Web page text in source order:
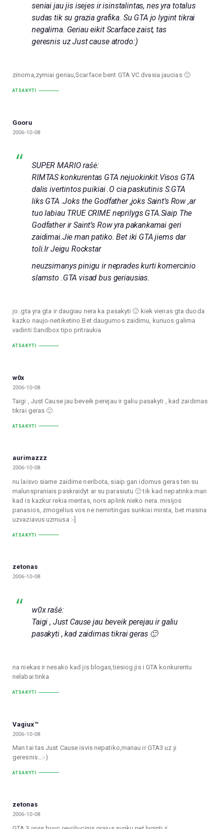
seniai jau jis isejes ir isinstalintas, nes yra totalus
sudas tik su grazia grafika. Su GTA jo lygint tikrai
negalima. Geriau eikit Scarface zaist, tas
geresnis uz Just cause atrodo:)
zinoma,zymiai geriau,Scarface bent GTA VC dvasia jaucias 🙂
ATSAKYTI
Gooru
2006-10-08
SUPER MARIO rašė:
RIMTAS konkurentas GTA nejuokinkit.Visos GTA
dalis ivertintos puikiai .O cia paskutinis S.GTA
liks GTA .Joks the Godfather ,joks Saint’s Row ,ar
tuo labiau TRUE CRIME neprilygs GTA.Siaip The
Godfather ir Saint’s Row yra pakankamai geri
zaidimai.Jie man patiko. Bet iki GTA jiems dar
toli.Ir Jeigu Rockstar
neuzsimanys pinigu ir neprades kurti komercinio
slamsto .GTA visad bus geriausias.
jo..gta yra gta ir daugiau nera ka pasakyti 🙂 kiek vienas gta duoda
kazko naujo-neitiketino.Bet daugumos zaidimu, kuriuos galima
vadinti Sandbox tipo pritraukia
ATSAKYTI
w0x
2006-10-08
Taigi , Just Cause jau beveik perejau ir galiu pasakyti , kad zaidimas
tikrai geras 🙂
ATSAKYTI
aurimazzz
2006-10-08
nu laisvo siame zaidime neribota, siaip gan idomus geras ten su
malunspraniais paskraidyt ar su parasiutu 🙂 tik kad nepatinka man
kad is kazkur rekia mentas, nors aplink nieko nera. misijos
panasios, zmogelius vos ne nemirtingas sunkiai mirsta, bet masina
uzvaziavus uzmusa :-]
ATSAKYTI
zetonas
2006-10-08
w0x rašė:
Taigi , Just Cause jau beveik perejau ir galiu
pasakyti , kad zaidimas tikrai geras 🙂
na niekas ir nesako kad jis blogas,tiesiog jis i GTA konkurentu
nelabai tinka
ATSAKYTI
Vagiux™
2006-10-08
Man tai tas Just Cause isvis nepatiko,manau ir GTA3 uz ji
geresnis…:-)
ATSAKYTI
zetonas
2006-10-08